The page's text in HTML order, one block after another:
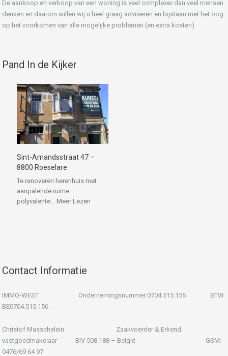
De aankoop en verkoop van een woning is veel complexer dan veel mensen
denken en daarom willen wij u heel graag adviseren en bijstaan met het oog
op het voorkomen van alle mogelijke problemen (en extra kosten).
Pand In de Kijker
Sint-Amandsstraat 47 –
8800 Roeselare
Te renoveren herenhuis met
aanpalende ruime
polyvalente… Meer Lezen
Contact Informatie
IMMO-WEST Ondernemingsnummer 0704.515.156 BTW
BE0704.515.156
Christof Masschelein Zaakvoerder & Erkend
vastgoedmakelaar BIV 508.188 – België GSM:
0476/69 64 97